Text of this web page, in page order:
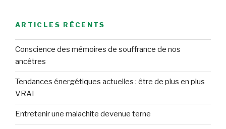
ARTICLES RÉCENTS
Conscience des mémoires de souffrance de nos
ancêtres
Tendances énergétiques actuelles : être de plus en plus
VRAI
Entretenir une malachite devenue terne